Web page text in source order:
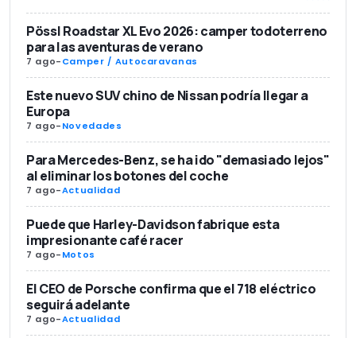
Pössl Roadstar XL Evo 2026: camper todoterreno
para las aventuras de verano
7 ago-Camper / Autocaravanas
Este nuevo SUV chino de Nissan podría llegar a
Europa
7 ago-Novedades
Para Mercedes-Benz, se ha ido "demasiado lejos"
al eliminar los botones del coche
7 ago-Actualidad
Puede que Harley-Davidson fabrique esta
impresionante café racer
7 ago-Motos
El CEO de Porsche confirma que el 718 eléctrico
seguirá adelante
7 ago-Actualidad